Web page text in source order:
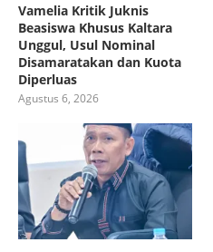
Vamelia Kritik Juknis
Beasiswa Khusus Kaltara
Unggul, Usul Nominal
Disamaratakan dan Kuota
Diperluas
Agustus 6, 2026